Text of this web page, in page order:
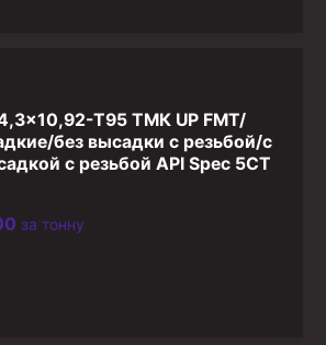
T95 ТМК UP FMT/
без высадки с резьбой/с
с резьбой API Spec 5CT
за тонну